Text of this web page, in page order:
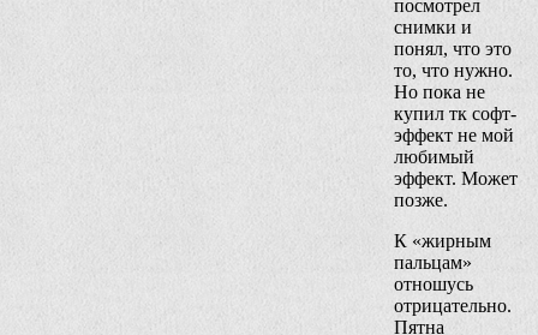
посмотрел
снимки и
понял, что это
то, что нужно.
Но пока не
купил тк софт-
эффект не мой
любимый
эффект. Может
позже.
К «жирным
пальцам»
отношусь
отрицательно.
Пятна